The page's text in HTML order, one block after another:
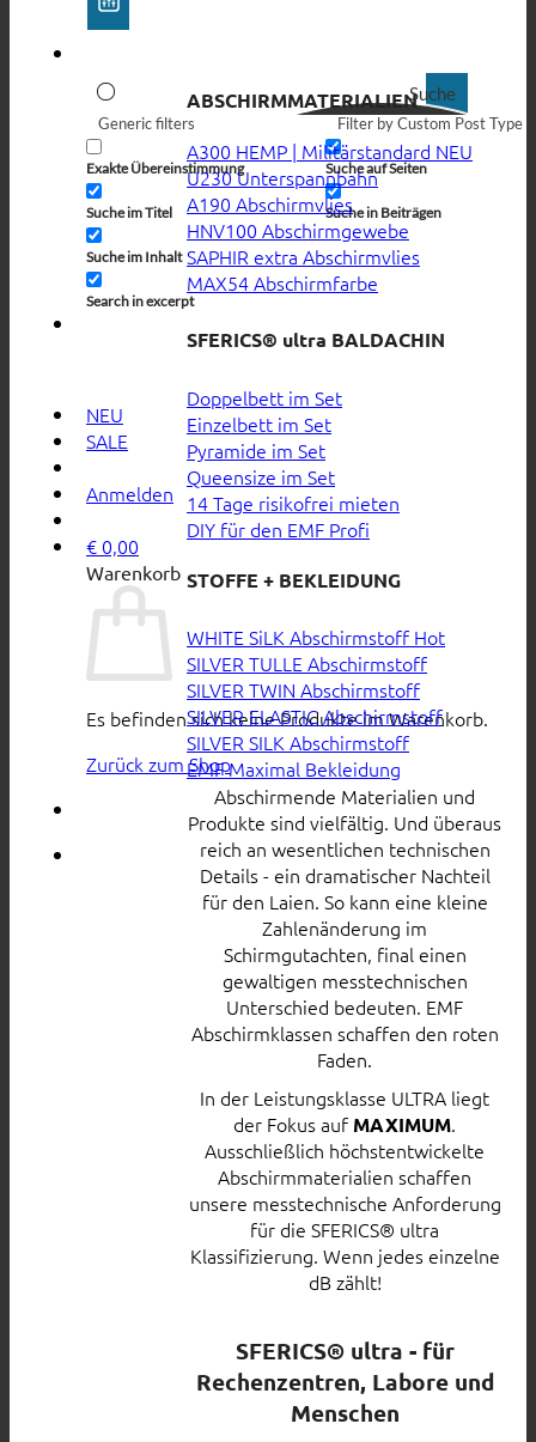
Suche
Generic filters
Exakte Übereinstimmung
Suche im Titel
Suche im Inhalt
Search in excerpt
Filter by Custom Post Type
Suche auf Seiten
Suche in Beiträgen
NEU
SALE
Anmelden
€ 0,00
Warenkorb
Es befinden sich keine Produkte im Warenkorb.
Zurück zum Shop
ABSCHIRMMATERIALIEN
A300 HEMP | Militärstandard
U230 Unterspannbahn
A190 Abschirmvlies
HNV100 Abschirmgewebe
SAPHIR extra Abschirmvlies
MAX54 Abschirmfarbe
SFERICS® ultra BALDACHIN
Doppelbett im Set
Einzelbett im Set
Pyramide im Set
Queensize im Set
14 Tage risikofrei mieten
DIY für den EMF Profi
STOFFE + BEKLEIDUNG
WHITE SiLK Abschirmstoff
SILVER TULLE Abschirmstoff
SILVER TWIN Abschirmstoff
SILVER ELASTIC Abschirmstoff
SILVER SILK Abschirmstoff
EMF Maximal Bekleidung
Abschirmende Materialien und
Produkte sind vielfältig. Und überaus
reich an wesentlichen technischen
Details - ein dramatischer Nachteil
für den Laien. So kann eine kleine
Zahlenänderung im
Schirmgutachten, final einen
gewaltigen messtechnischen
Unterschied bedeuten. EMF
Abschirmklassen schaffen den roten
Faden.
In der Leistungsklasse ULTRA liegt
der Fokus auf MAXIMUM.
Ausschließlich höchstentwickelte
Abschirmmaterialien schaffen
unsere messtechnische Anforderung
für die SFERICS® ultra
Klassifizierung. Wenn jedes einzelne
dB zählt!
SFERICS® ultra - für
Rechenzentren, Labore und
Menschen